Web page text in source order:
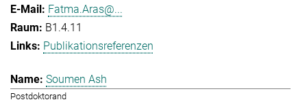
Fatma.Aras@...
B1.4.11
Publikationsreferenzen
Soumen Ash
Postdoktorand